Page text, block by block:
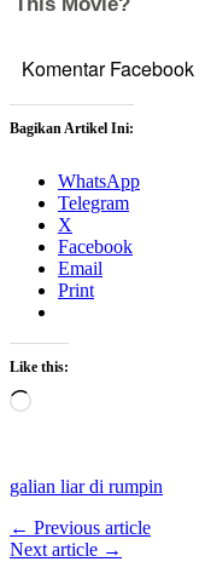
Komentar Facebook
Bagikan Artikel Ini:
WhatsApp
Telegram
X
Facebook
Email
Print
Like this:
Loading…
galian liar di rumpin
← Previous article
Next article →